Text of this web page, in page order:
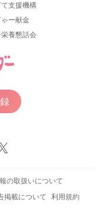
支援機構
ー献金
養懇話会
の取扱いについて
掲載について
利用規約